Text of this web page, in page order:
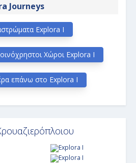
Journeys
Explora I
Χώροι Explora I
επάνω στο Explora I